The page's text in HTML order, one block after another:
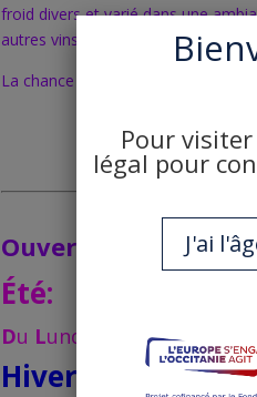
froid divers et varié dans une
autres vins du
La chance peut vous sourire avec
Ouvert toute
Été:
Du Lundi au endredi de
Hiver:
Pour
légal pour
J'ai